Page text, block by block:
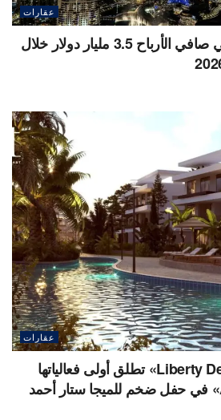
عقارات
إعمار تسجّل ارتفاعاً في صافي الأرباح 3.5 مليار دولار خلال
عقارات
شركة «Liberty Developments» تطلق أولى فعالياتها
الترفيهية بمشروع «AT» في حفل ضخم للميجا ستار أحمد